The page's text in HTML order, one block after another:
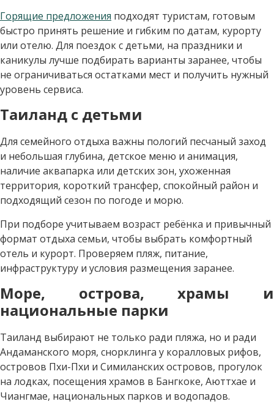
Горящие предложения подходят туристам, готовым
быстро принять решение и гибким по датам, курорту
или отелю. Для поездок с детьми, на праздники и
каникулы лучше подбирать варианты заранее, чтобы
не ограничиваться остатками мест и получить нужный
уровень сервиса.
Таиланд с детьми
Для семейного отдыха важны пологий песчаный заход
и небольшая глубина, детское меню и анимация,
наличие аквапарка или детских зон, ухоженная
территория, короткий трансфер, спокойный район и
подходящий сезон по погоде и морю.
При подборе учитываем возраст ребёнка и привычный
формат отдыха семьи, чтобы выбрать комфортный
отель и курорт. Проверяем пляж, питание,
инфраструктуру и условия размещения заранее.
Море, острова, храмы и
национальные парки
Таиланд выбирают не только ради пляжа, но и ради
Андаманского моря, снорклинга у коралловых рифов,
островов Пхи-Пхи и Симиланских островов, прогулок
на лодках, посещения храмов в Бангкоке, Аюттхае и
Чиангмае, национальных парков и водопадов.